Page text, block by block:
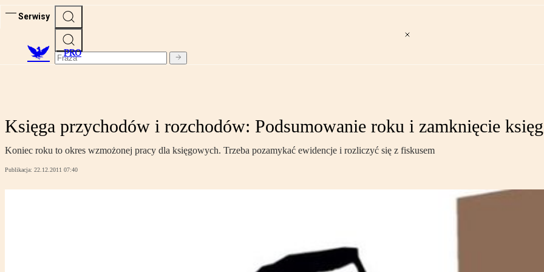
Serwisy
PRO
Księga przychodów i rozchodów: Podsumowanie roku i zamknięcie
Koniec roku to okres wzmożonej pracy dla księgowych. Trzeba pozamykać ewidencje i rozliczyć się z fiskusem
Publikacja: 22.12.2011 07:40